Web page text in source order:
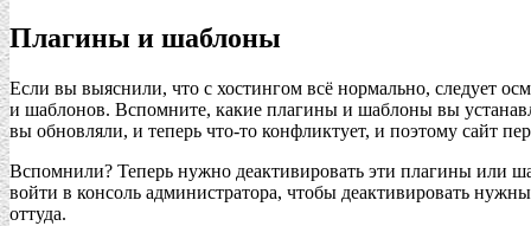
Плагины и шаблоны
Если вы выяснили, что с хостингом всё нормально, следует
и шаблонов. Вспомните, какие плагины и шаблоны вы
вы обновляли, и теперь что-то конфликтует, и поэтому сайт
Вспомнили? Теперь нужно деактивировать эти плагины или
войти в консоль администратора, чтобы деактивировать
оттуда.